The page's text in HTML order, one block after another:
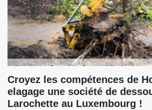
Croyez les compétences de
elagage une société de
Larochette au Luxembourg !